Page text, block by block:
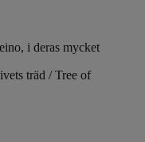
i deras mycket
träd / Tree of